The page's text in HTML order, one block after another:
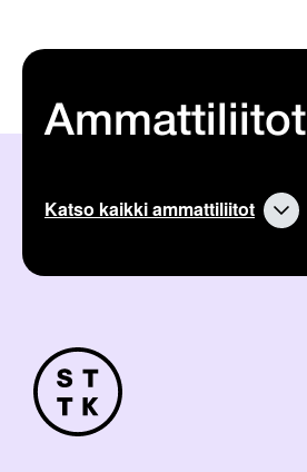
Ammattiliitot
Katso kaikki ammattiliitot